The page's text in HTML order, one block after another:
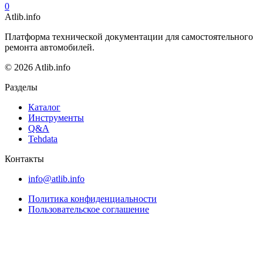
0
Atlib.info
Платформа технической документации для самостоятельного
ремонта автомобилей.
© 2026 Atlib.info
Разделы
Каталог
Инструменты
Q&A
Tehdata
Контакты
info@atlib.info
Политика конфиденциальности
Пользовательское соглашение